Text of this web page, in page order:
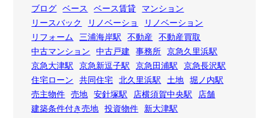
ブログ
ベース ベース賃貸
マンション
リースバック
リノベーショ
リノベーション
リフォーム
三浦海岸駅 不動産
不動産買取
中古マンション
中古戸建 事務所
京急久里浜駅
京急大津駅
京急新逗子駅 京急田浦駅
京急長沢駅
住宅ローン
共同住宅 北久里浜駅 土地
堀ノ内駅
売主物件
売地 安針塚駅 店横須賀中央駅
店舗
建築条件付き売地
投資物件
新大津駅